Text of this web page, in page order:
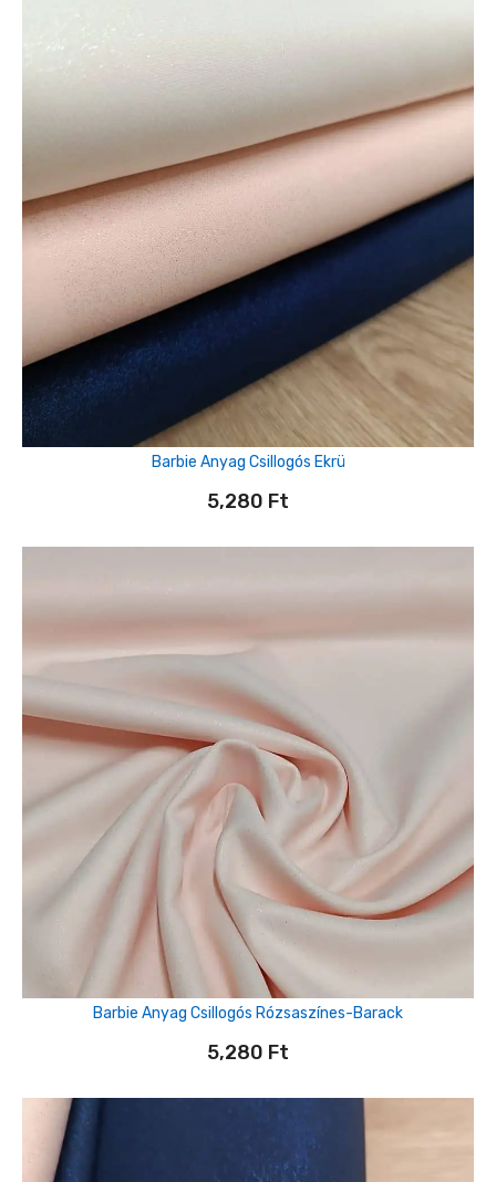
Barbie Anyag Csillogós Ekrü
5,280 Ft
Barbie Anyag Csillogós Rózsaszínes-Barack
5,280 Ft